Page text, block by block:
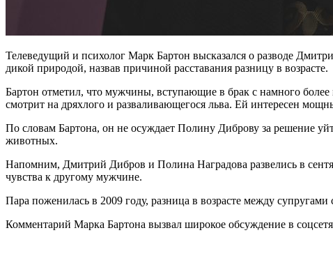
Телеведущий и психолог Марк Бартон высказался о разводе
дикой природой, назвав причиной расставания разницу в возрасте.
Бартон отметил, что мужчины, вступающие в брак с намного
смотрит на дряхлого и разваливающегося льва. Ей интересен
По словам Бартона, он не осуждает Полину Диброву за решение
животных.
Напомним, Дмитрий Дибров и Полина Наградова развелись в
чувства к другому мужчине.
Пара поженилась в 2009 году, разница в возрасте между
Комментарий Марка Бартона вызвал широкое обсуждение в